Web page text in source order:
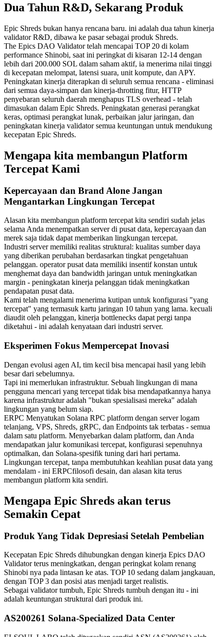
Dua Tahun R&D, Sekarang Produk
Epic Shreds bukan hanya rencana baru. ini adalah dua tahun kinerja
validator R&D, dibawa ke pasar sebagai produk Shreds.
The Epics DAO Validator telah mencapai TOP 20 di kolam
performance Shinobi, saat ini peringkat di kisaran 12-14 dengan
lebih dari 200.000 SOL dalam saham aktif, ia menerima nilai tinggi
di kecepatan melompat, latensi suara, unit kompute, dan APY.
Peningkatan kinerja diterapkan di seluruh semua rencana - eliminasi
dari semua daya-simpan dan kinerja-throtting fitur, HTTP
penyebaran seluruh daerah menghapus TLS overhead - telah
dimasukan dalam Epic Shreds. Peningkatan generasi perangkat
keras, optimasi perangkat lunak, perbaikan jalur jaringan, dan
peningkatan kinerja validator semua keuntungan untuk mendukung
kecepatan Epic Shreds.
Mengapa kita membangun Platform
Tercepat Kami
Kepercayaan dan Brand Alone Jangan
Mengantarkan Lingkungan Tercepat
Alasan kita membangun platform tercepat kita sendiri sudah jelas
selama Anda menempatkan server di pusat data, kepercayaan dan
merek saja tidak dapat memberikan lingkungan tercepat.
Industri server memiliki realitas struktural: kualitas sumber daya
yang diberikan perubahan berdasarkan tingkat pengetahuan
pelanggan. operator pusat data memiliki insentif konstan untuk
menghemat daya dan bandwidth jaringan untuk meningkatkan
margin - peningkatan kinerja pelanggan tidak meningkatkan
pendapatan pusat data.
Kami telah mengalami menerima kutipan untuk konfigurasi "yang
tercepat" yang termasuk kartu jaringan 10 tahun yang lama. kecuali
diaudit oleh pelanggan, kinerja bottlenecks dapat pergi tanpa
diketahui - ini adalah kenyataan dari industri server.
Eksperimen Fokus Mempercepat Inovasi
Dengan evolusi agen AI, tim kecil bisa mencapai hasil yang lebih
besar dari sebelumnya.
Tapi ini memerlukan infrastruktur. Sebuah lingkungan di mana
pengguna mencari yang tercepat tidak bisa mendapatkannya hanya
karena infrastruktur adalah "bukan spesialisasi mereka" adalah
lingkungan yang belum siap.
ERPC Menyatukan Solana RPC platform dengan server logam
telanjang, VPS, Shreds, gRPC, dan Endpoints tak terbatas - semua
dalam satu platform. Menyebarkan dalam platform, dan Anda
mendapatkan jalur komunikasi tercepat, konfigurasi sepenuhnya
optimalkan, dan Solana-spesifik tuning dari hari pertama.
Lingkungan tercepat, tanpa membutuhkan keahlian pusat data yang
mendalam - ini ERPCfilosofi desain, dan alasan kita terus
membangun platform kita sendiri.
Mengapa Epic Shreds akan terus
Semakin Cepat
Produk Yang Tidak Depresiasi Setelah Pembelian
Kecepatan Epic Shreds dihubungkan dengan kinerja Epics DAO
Validator terus meningkatkan, dengan peringkat kolam renang
Shinobi nya pada lintasan ke atas. TOP 10 sedang dalam jangkauan,
dengan TOP 3 dan posisi atas menjadi target realistis.
Sebagai validator tumbuh, Epic Shreds tumbuh dengan itu - ini
adalah keuntungan struktural dari produk ini.
AS200261 Solana-Specialized Data Center